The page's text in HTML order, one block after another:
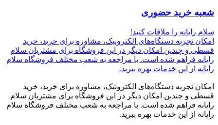
شعبه خرید حضوری
سلام رایانه را ملاقات کنید!
امکان تجربه دستگاه‌های الکترونیک، مشاوره برای خرید، خرید
قسطی و چندین امکان دیگر در این فروشگاه برای مشتریان سلام
رایانه فراهم شده است. با مراجعه به شعب مختلف فروشگاه سلام
رایانه از این خدمات بهره ببرید.
امکان تجربه دستگاه‌های الکترونیک، مشاوره برای خرید، خرید
قسطی و چندین امکان دیگر در این فروشگاه برای مشتریان سلام
رایانه فراهم شده است. با مراجعه به شعب مختلف فروشگاه سلام
رایانه از این خدمات بهره ببرید.